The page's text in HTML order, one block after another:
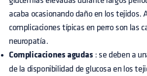
acaba ocasionando daño en los tejidos.
complicaciones típicas en perro son las
neuropatía.
Complicaciones agudas : se deben a
de la disponibilidad de glucosa en los